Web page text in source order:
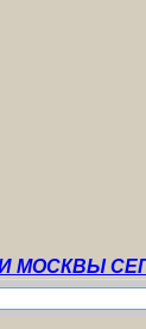
СЕГОДНЯ >>